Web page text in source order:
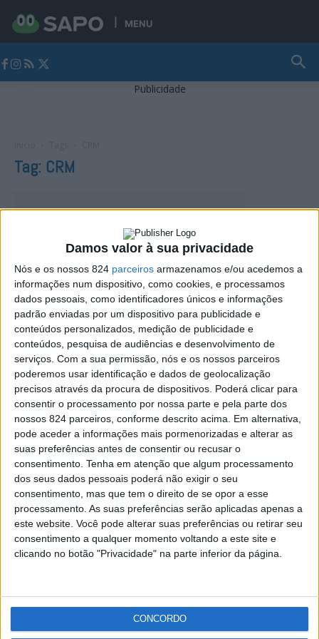
Damos valor à sua privacidade
Nós e os nossos 824 parceiros armazenamos e/ou acedemos a
informações num dispositivo, como cookies, e processamos
dados pessoais, como identificadores únicos e informações
padrão enviadas por um dispositivo para publicidade e
conteúdos personalizados, medição de publicidade e
conteúdos, pesquisa de audiências e desenvolvimento de
serviços. Com a sua permissão, nós e os nossos parceiros
poderemos usar identificação e dados de geolocalização
precisos através da procura de dispositivos. Poderá clicar para
consentir o processamento por nossa parte e pela parte dos
nossos 824 parceiros, conforme descrito acima. Em alternativa,
pode aceder a informações mais pormenorizadas e alterar as
suas preferências antes de consentir ou recusar o
consentimento. Tenha em atenção que algum processamento
dos seus dados pessoais poderá não exigir o seu
consentimento, mas que tem o direito de se opor a esse
processamento. As suas preferências serão aplicadas apenas a
este website. Você pode alterar suas preferências ou retirar seu
consentimento a qualquer momento voltando a este site e
clicando no botão "Privacidade" na parte inferior da página.
CONCORDO
MENU
Publicidade
Tag: CRM
Monforte acolhe workshop dedicado ao Autismo
Redacção - 17 de Junho, 2022
Publicidade
Publicidade
RSS X